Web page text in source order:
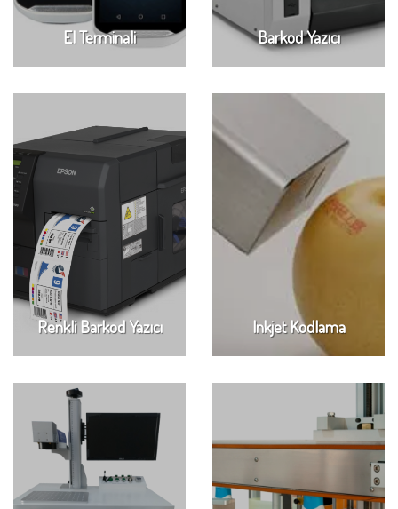
El Terminali Barkod Yazıcı
Renkli Barkod Yazıcı Inkjet Kodlama